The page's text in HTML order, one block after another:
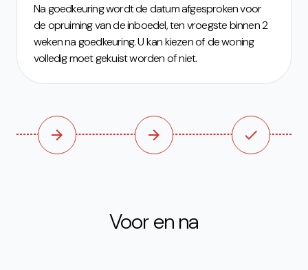
Na goedkeuring wordt de datum afgesproken voor
de opruiming van de inboedel, ten vroegste binnen 2
weken na goedkeuring. U kan kiezen of de woning
volledig moet gekuist worden of niet.
arrow_forward arrow_forward check
Voor en na